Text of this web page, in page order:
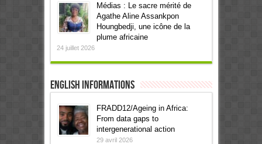
Médias : Le sacre mérité de
Agathe Aline Assankpon
Houngbedji, une icône de la
plume africaine
24 juillet 2026
English informations
FRADD12/Ageing in Africa:
From data gaps to
intergenerational action
29 avril 2026